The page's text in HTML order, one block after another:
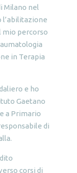
Milano nel
l’abilitazione
mio percorso
in Terapia
e ho
Gaetano
a Primario
di
corsi di